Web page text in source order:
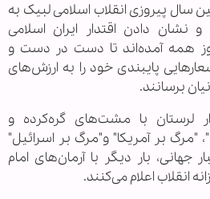
چهلمین سال پیروزی انقلاب اسلامی لبیک به
نشان دادن اقتدار ایران اسلامی
همه آمده‌اند تا دست در دست و
پایبندی خود را به ارزش‌های
برسانند.
لرستان با مشت‌های گره‌کرده و
"مرگ بر آمریکا" و"مرگ بر اسرائیل"
جهانی، بار دیگر با آرمان‌های امام
انقلاب اعلام می‌کنند.